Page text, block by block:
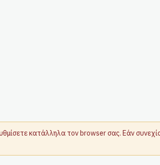
κατάλληλα τον browser σας. Εάν